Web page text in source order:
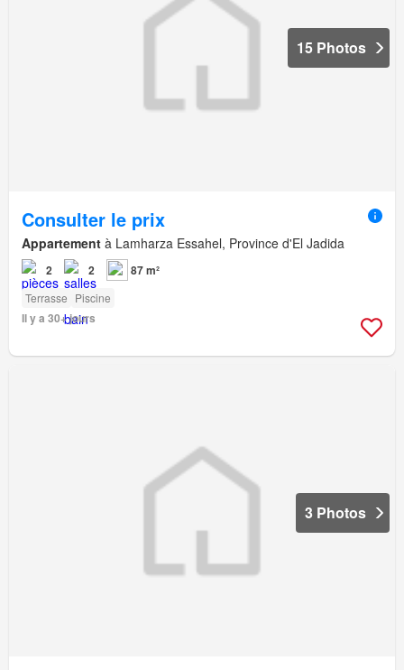
15 Photos
Consulter le prix
Appartement à Lamharza Essahel, Province d'El Jadida
2 2 87 m²
Terrasse Piscine
Il y a 30+ jours
3 Photos